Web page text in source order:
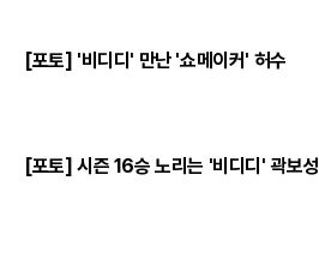
[포토] '비디디' 만난 '쇼메이커' 허수
[포토] 시즌 16승 노리는 '비디디' 곽보성